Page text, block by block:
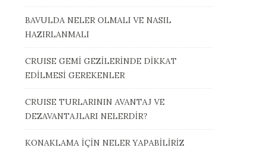
BAVULDA NELER OLMALI VE NASIL
HAZIRLANMALI
CRUISE GEMİ GEZİLERİNDE DİKKAT
EDİLMESİ GEREKENLER
CRUISE TURLARININ AVANTAJ VE
DEZAVANTAJLARI NELERDİR?
KONAKLAMA İÇİN NELER YAPABİLİRİZ